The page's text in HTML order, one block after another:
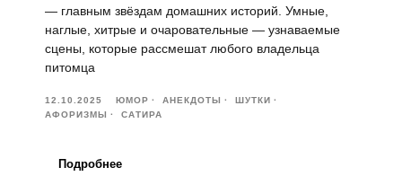
— главным звёздам домашних историй. Умные,
наглые, хитрые и очаровательные — узнаваемые
сцены, которые рассмешат любого владельца
питомца
12.10.2025 ЮМОР АНЕКДОТЫ
ШУТКИ
АФОРИЗМЫ
САТИРА
Подробнее